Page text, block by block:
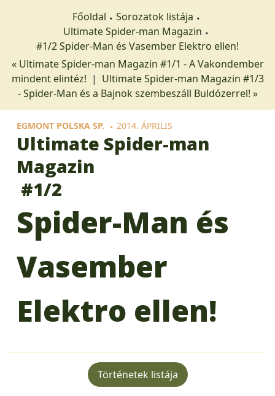
Főoldal
Sorozatok listája
Ultimate Spider-man Magazin
#1/2 Spider-Man és Vasember Elektro ellen!
« Ultimate Spider-man Magazin #1/1 - A Vakondember
mindent elintéz! | Ultimate Spider-man Magazin #1/3
- Spider-Man és a Bajnok szembeszáll Buldózerrel! »
EGMONT POLSKA SP. 2014. ÁPRILIS
Ultimate Spider-man
Magazin
#1/2
Spider-Man és
Vasember
Elektro ellen!
Történetek listája